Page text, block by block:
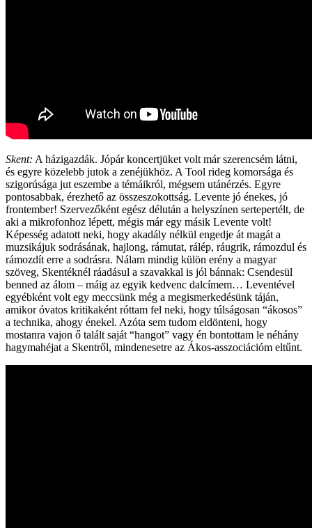
Skent: A házigazdák. Jópár koncertjüket volt már szerencsém látni,
és egyre közelebb jutok a zenéjükhöz. A Tool rideg komorsága és
szigorúsága jut eszembe a témáikról, mégsem utánérzés. Egyre
pontosabbak, érezhető az összeszokottság. Levente jó énekes, jó
frontember! Szervezőként egész délután a helyszínen sertepertélt, de
aki a mikrofonhoz lépett, mégis már egy másik Levente volt!
Képesség adatott neki, hogy akadály nélkül engedje át magát a
muzsikájuk sodrásának, hajlong, rámutat, rálép, ráugrik, rámozdul és
rámozdít erre a sodrásra. Nálam mindig külön erény a magyar
szöveg, Skentéknél ráadásul a szavakkal is jól bánnak: Csendesül
benned az álom – máig az egyik kedvenc dalcímem… Leventével
egyébként volt egy meccsünk még a megismerkedésünk táján,
amikor óvatos kritikaként róttam fel neki, hogy túlságosan “ákosos”
a technika, ahogy énekel. Azóta sem tudom eldönteni, hogy
mostanra vajon ő talált saját “hangot” vagy én bontottam le néhány
hagymahéjat a Skentről, mindenesetre az Ákos-asszociációm eltűnt.